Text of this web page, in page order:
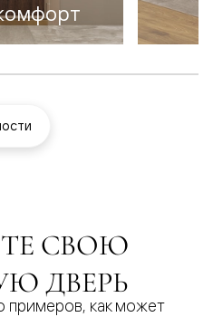
СВОЮ
ДВЕРЬ
примеров, как может